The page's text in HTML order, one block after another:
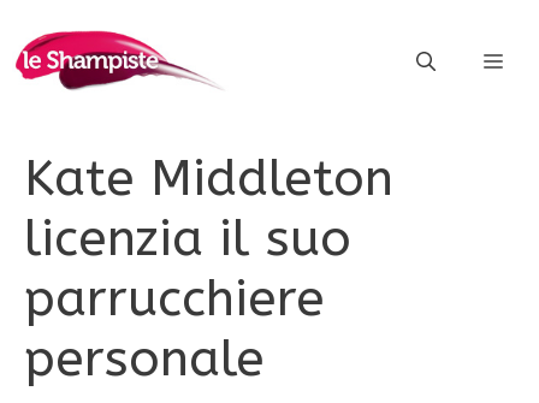
contenuto
Kate Middleton
licenzia il suo
parrucchiere
personale